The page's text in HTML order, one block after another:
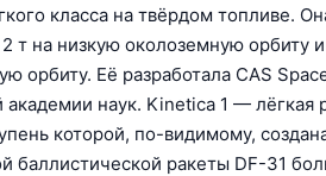
класса на твёрдом топливе.
т на низкую околоземную орбиту и
орбиту. Её разработала CAS
академии наук. Kinetica 1 — лёгкая
которой, по-видимому,
баллистической ракеты DF-31